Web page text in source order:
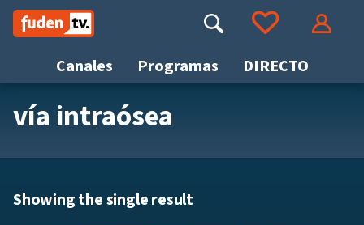
Saltar
contenido
Canales Programas DIRECTO
Buscar Ir a tus favoritos
vía intraósea
Showing the single result